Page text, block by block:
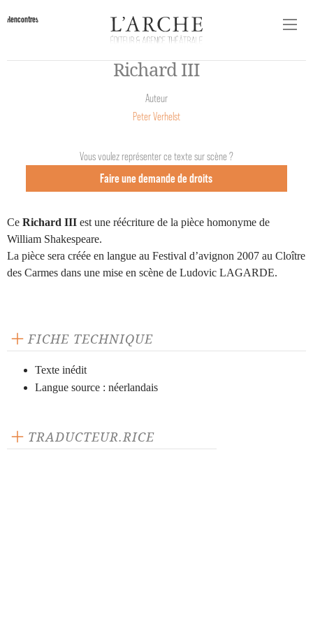
Rencontres
Richard III
Auteur
Peter Verhelst
Vous voulez représenter ce texte sur scène ?
Faire une demande de droits
Ce Richard III est une réécriture de la pièce homonyme de
William Shakespeare.
La pièce sera créée en langue au Festival d’avignon 2007 au Cloître
des Carmes dans une mise en scène de Ludovic LAGARDE.
FICHE TECHNIQUE
Texte inédit
Langue source : néerlandais
TRADUCTEUR.RICE